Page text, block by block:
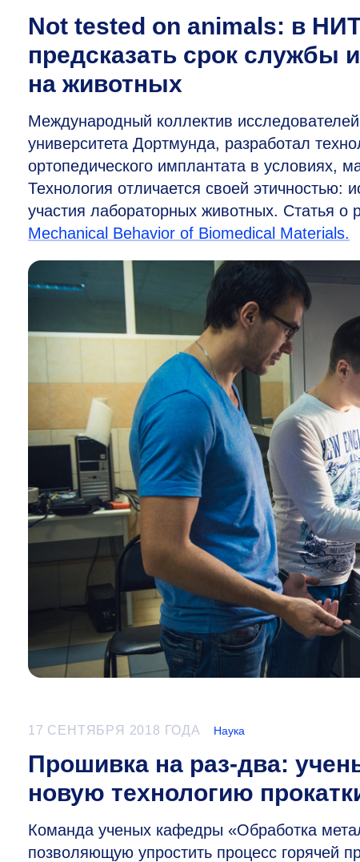
Not tested on animals: в
предсказать срок службы
на животных
Международный коллектив
университета Дортмунда, разработал
ортопедического имплантата в условиях,
Технология отличается своей
участия лабораторных животных. Статья о
Mechanical Behavior of Biomedical Materials.
17 СЕНТЯБРЯ 2018 ГОДА Наука
Прошивка на раз-два:
новую технологию
Команда ученых кафедры «Обработка
позволяющую упростить процесс горячей